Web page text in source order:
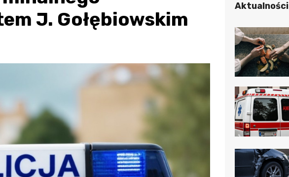
J. Gołębiowskim
Aktualności